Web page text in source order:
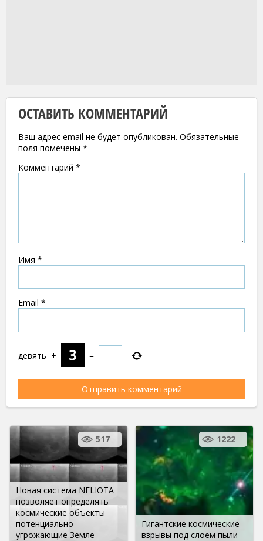
ОСТАВИТЬ КОММЕНТАРИЙ
Ваш адрес email не будет опубликован. Обязательные
поля помечены *
Комментарий *
Имя *
Email *
девять + =
Новая система NELIOTA
позволяет определять
космические объекты
потенциально
угрожающие Земле
517
Гигантские космические
взрывы под слоем пыли
1222